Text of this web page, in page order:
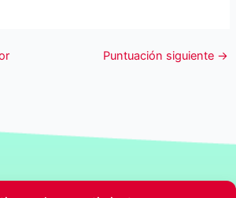
Puntuación siguiente →
Productos